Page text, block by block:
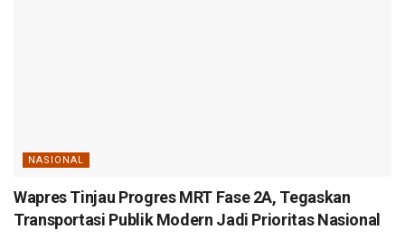
NASIONAL
Wapres Tinjau Progres MRT Fase 2A, Tegaskan
Transportasi Publik Modern Jadi Prioritas Nasional